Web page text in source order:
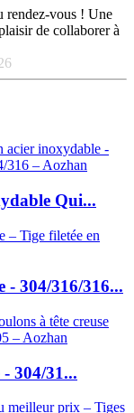
rendez-vous ! Une
de collaborer à
Qui...
- 304/316/316...
304/31...